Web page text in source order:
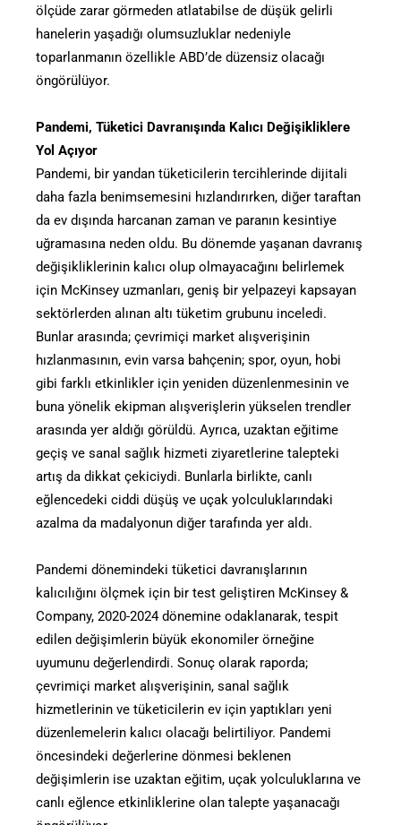
ölçüde zarar görmeden atlatabilse de düşük gelirli
hanelerin yaşadığı olumsuzluklar nedeniyle
toparlanmanın özellikle ABD’de düzensiz olacağı
öngörülüyor.
Pandemi, Tüketici Davranışında Kalıcı Değişikliklere
Yol Açıyor
Pandemi, bir yandan tüketicilerin tercihlerinde dijitali
daha fazla benimsemesini hızlandırırken, diğer taraftan
da ev dışında harcanan zaman ve paranın kesintiye
uğramasına neden oldu. Bu dönemde yaşanan davranış
değişikliklerinin kalıcı olup olmayacağını belirlemek
için McKinsey uzmanları, geniş bir yelpazeyi kapsayan
sektörlerden alınan altı tüketim grubunu inceledi.
Bunlar arasında; çevrimiçi market alışverişinin
hızlanmasının, evin varsa bahçenin; spor, oyun, hobi
gibi farklı etkinlikler için yeniden düzenlenmesinin ve
buna yönelik ekipman alışverişlerin yükselen trendler
arasında yer aldığı görüldü. Ayrıca, uzaktan eğitime
geçiş ve sanal sağlık hizmeti ziyaretlerine talepteki
artış da dikkat çekiciydi. Bunlarla birlikte, canlı
eğlencedeki ciddi düşüş ve uçak yolculuklarındaki
azalma da madalyonun diğer tarafında yer aldı.
Pandemi dönemindeki tüketici davranışlarının
kalıcılığını ölçmek için bir test geliştiren McKinsey &
Company, 2020-2024 dönemine odaklanarak, tespit
edilen değişimlerin büyük ekonomiler örneğine
uyumunu değerlendirdi. Sonuç olarak raporda;
çevrimiçi market alışverişinin, sanal sağlık
hizmetlerinin ve tüketicilerin ev için yaptıkları yeni
düzenlemelerin kalıcı olacağı belirtiliyor. Pandemi
öncesindeki değerlerine dönmesi beklenen
değişimlerin ise uzaktan eğitim, uçak yolculuklarına ve
canlı eğlence etkinliklerine olan talepte yaşanacağı